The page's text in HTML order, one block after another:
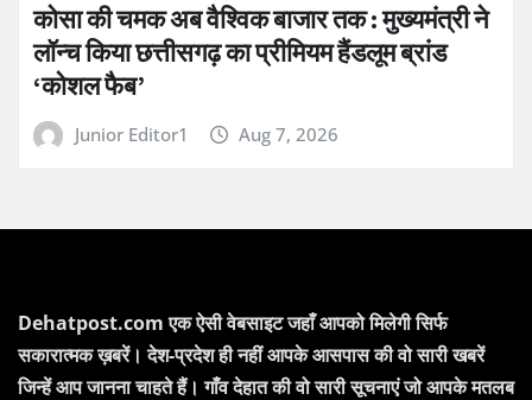
कोसा की चमक अब वैश्विक बाजार तक : मुख्यमंत्री ने
लॉन्च किया छत्तीसगढ़ का प्रीमियम हैंडलूम ब्रांड
‘कोशल फैब’
Junior Editor1 Aug 7, 2026
Dehatpost.com एक ऐसी वेबसाइट जहाँ आपको मिलेगी सिर्फ
सकारात्मक ख़बरें। देश-प्रदेश ही नहीं आपके आसपास की वो सारी खबरें
जिन्हें आप जानना चाहते हैं। गाँव देहात की वो सारी सूचनाएं जो आपके मतलब